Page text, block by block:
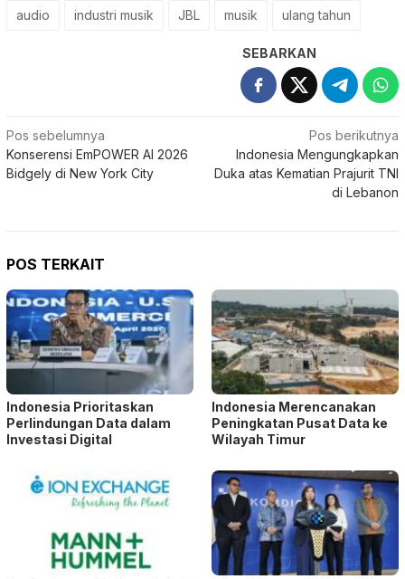
audio industri musik JBL musik ulang tahun
SEBARKAN
Navigasi
pos
Pos sebelumnya
Konserensi EmPOWER AI 2026
Bidgely di New York City
Pos berikutnya
Indonesia Mengungkapkan
Duka atas Kematian Prajurit TNI
di Lebanon
POS TERKAIT
Indonesia Prioritaskan
Perlindungan Data dalam
Investasi Digital
Indonesia Merencanakan
Peningkatan Pusat Data ke
Wilayah Timur